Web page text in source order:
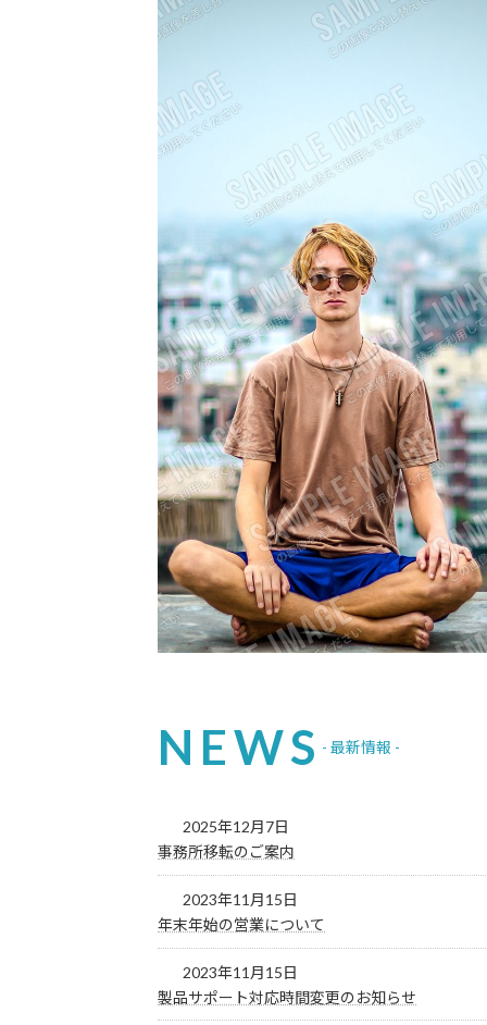
NEWS - 最新情報 -
2025年12月7日
事務所移転のご案内
2023年11月15日
年末年始の営業について
2023年11月15日
製品サポート対応時間変更のお知らせ